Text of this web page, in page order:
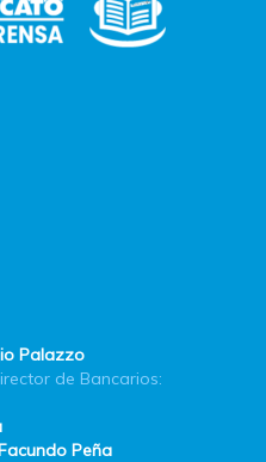
Palazzo
de Bancarios:
Peña